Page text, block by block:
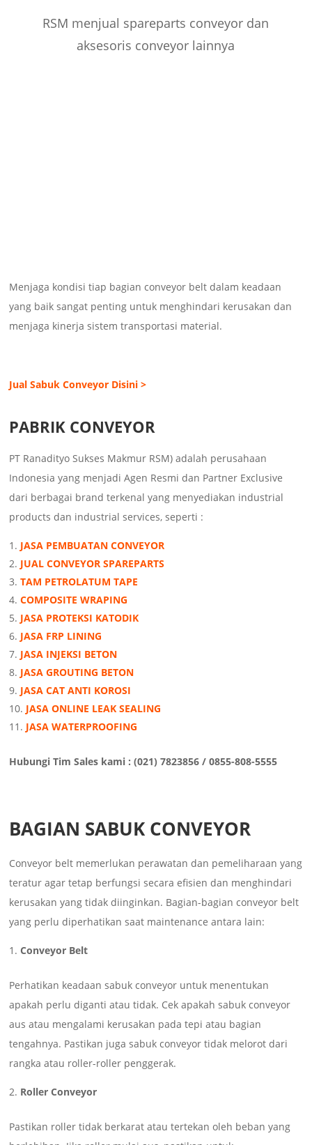
RSM menjual spareparts conveyor dan
aksesoris conveyor lainnya
Menjaga kondisi tiap bagian conveyor belt dalam keadaan
yang baik sangat penting untuk menghindari kerusakan dan
menjaga kinerja sistem transportasi material.
Jual Sabuk Conveyor Disini >
PABRIK CONVEYOR
PT Ranadityo Sukses Makmur RSM) adalah perusahaan
Indonesia yang menjadi Agen Resmi dan Partner Exclusive
dari berbagai brand terkenal yang menyediakan industrial
products dan industrial services, seperti :
JASA PEMBUATAN CONVEYOR
JUAL CONVEYOR SPAREPARTS
TAM PETROLATUM TAPE
COMPOSITE WRAPING
JASA PROTEKSI KATODIK
JASA FRP LINING
JASA INJEKSI BETON
JASA GROUTING BETON
JASA CAT ANTI KOROSI
JASA ONLINE LEAK SEALING
JASA WATERPROOFING
Hubungi Tim Sales kami : (021) 7823856 / 0855-808-5555
BAGIAN SABUK CONVEYOR
Conveyor belt memerlukan perawatan dan pemeliharaan yang
teratur agar tetap berfungsi secara efisien dan menghindari
kerusakan yang tidak diinginkan. Bagian-bagian conveyor belt
yang perlu diperhatikan saat maintenance antara lain:
Conveyor Belt
Perhatikan keadaan sabuk conveyor untuk menentukan
apakah perlu diganti atau tidak. Cek apakah sabuk conveyor
aus atau mengalami kerusakan pada tepi atau bagian
tengahnya. Pastikan juga sabuk conveyor tidak melorot dari
rangka atau roller-roller penggerak.
Roller Conveyor
Pastikan roller tidak berkarat atau tertekan oleh beban yang